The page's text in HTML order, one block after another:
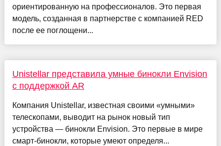
ориентированную на профессионалов. Это первая
модель, созданная в партнерстве с компанией RED
после ее поглощени...
Unistellar представила умные бинокли Envision
с поддержкой AR
Компания Unistellar, известная своими «умными»
телескопами, выводит на рынок новый тип
устройства — бинокли Envision. Это первые в мире
смарт-бинокли, которые умеют определя...